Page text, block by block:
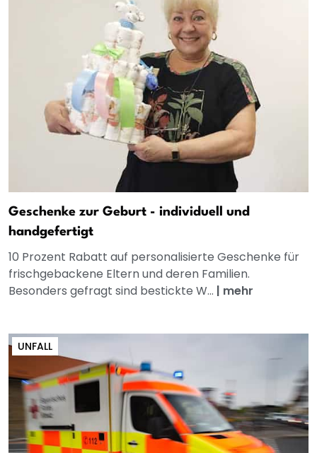
Geschenke zur Geburt - individuell und
handgefertigt
10 Prozent Rabatt auf personalisierte Geschenke für
frischgebackene Eltern und deren Familien.
Besonders gefragt sind bestickte W... | mehr
UNFALL